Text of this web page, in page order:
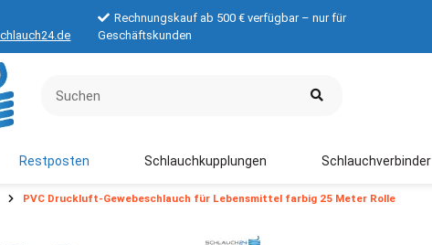
Rechnungskauf ab 500 € verfügbar – nur für
Geschäftskunden
Restposten Schlauchkupplungen Schlauchverbinder
PVC Druckluft-Gewebeschlauch für Lebensmittel farbig 25 Meter Rolle